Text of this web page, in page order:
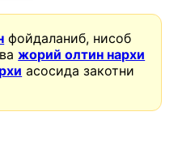
фойдаланиб, нисоб
жорий олтин нархи
асосида закотни